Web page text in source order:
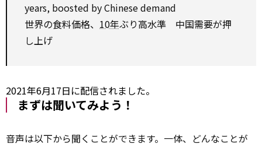
years, boosted byChinesedemand
世界の食料価格、 10年ぶり高水準 中国需要が押
し上げ
2021年6月17日に配信されました。
まずは聞いてみよう！
音声は以下から聞くことができます。一体、どんなことが